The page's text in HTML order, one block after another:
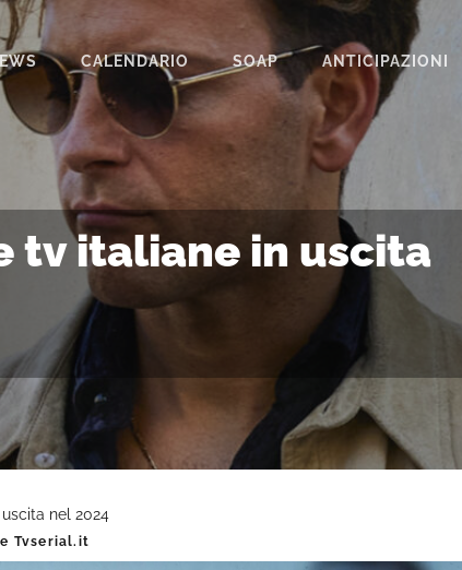
CALENDARIO SOAP
IL PARADISO DELLE SIGNORE
SEGRETI DI FAMIGLIA
ANTICIPAZIONI
tv italiane in uscita
nel 2024
Tvserial.it